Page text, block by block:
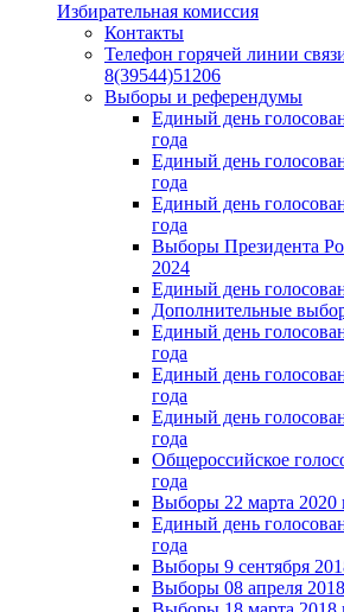
Избирательная комиссия
Контакты
Телефон горячей линии
8(39544)51206
Выборы и референдумы
Единый день
года
Единый день
года
Единый день
года
Выборы Президента
2024
Единый день
Дополнительные
Единый день
года
Единый день
года
Единый день
года
Общероссийское
года
Выборы 22 марта 2020
Единый день
года
Выборы 9 сентября
Выборы 08 апреля